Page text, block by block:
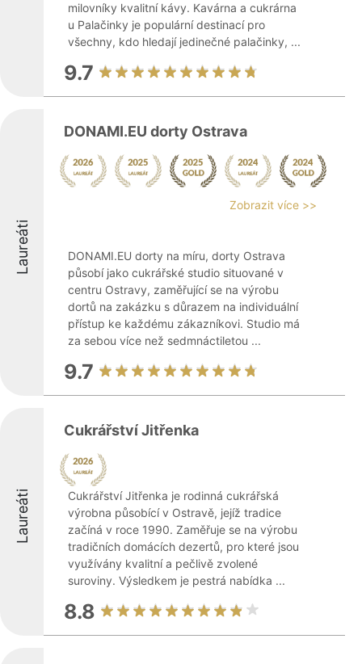
milovníky kvalitní kávy. Kavárna a cukrárna
u Palačinky je populární destinací pro
všechny, kdo hledají jedinečné palačinky, ...
9.7
Laureáti
DONAMI.EU dorty Ostrava
Zobrazit více >>
DONAMI.EU dorty na míru, dorty Ostrava
působí jako cukrářské studio situované v
centru Ostravy, zaměřující se na výrobu
dortů na zakázku s důrazem na individuální
přístup ke každému zákazníkovi. Studio má
za sebou více než sedmnáctiletou ...
9.7
Laureáti
Cukrářství Jitřenka
Cukrářství Jitřenka je rodinná cukrářská
výrobna působící v Ostravě, jejíž tradice
začíná v roce 1990. Zaměřuje se na výrobu
tradičních domácích dezertů, pro které jsou
využívány kvalitní a pečlivě zvolené
suroviny. Výsledkem je pestrá nabídka ...
8.8